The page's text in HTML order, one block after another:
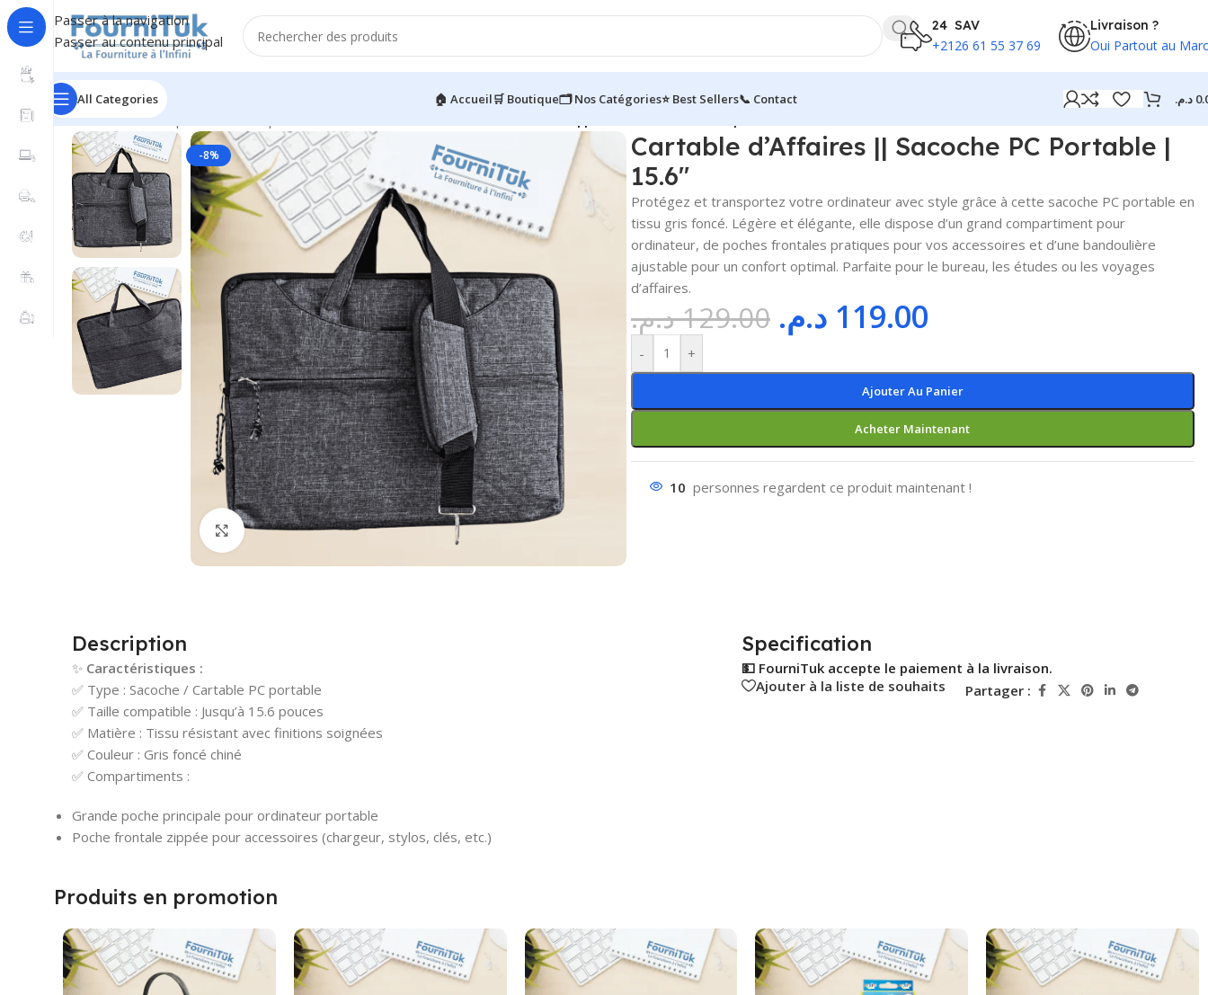
Passer à la navigation
Passer au contenu principal
24 SAV
+2126 61 55 37 69
Livraison ?
Oui Partout au
All Categories 🏠 Accueil🛒 Boutique🗂️ Nos Catégories⭐ Best Sellers📞 Contact د.م.
Accueil/Informatique & Bureautique
-8%
Cliquez pour agrandir
Cartable d’Affaires || Sacoche PC Portable |
15.6″
Protégez et transportez votre ordinateur avec style grâce à cette sacoche PC portable en
tissu gris foncé. Légère et élégante, elle dispose d’un grand compartiment pour
ordinateur, de poches frontales pratiques pour vos accessoires et d’une bandoulière
ajustable pour un confort optimal. Parfaite pour le bureau, les études ou les voyages
d’affaires.
129.00د.م. 119.00 د.م.
- +
Ajouter Au Panier
Acheter Maintenant
10 personnes regardent ce produit maintenant !
Description
✨ Caractéristiques :
✅ Type : Sacoche / Cartable PC portable
✅ Taille compatible : Jusqu’à 15.6 pouces
✅ Matière : Tissu résistant avec finitions soignées
✅ Couleur : Gris foncé chiné
✅ Compartiments :
Grande poche principale pour ordinateur portable
Poche frontale zippée pour accessoires (chargeur, stylos, clés, etc.)
Specification
💵 FourniTuk accepte le paiement à la livraison.
Ajouter à la liste de souhaits
Partager :
Produits en promotion